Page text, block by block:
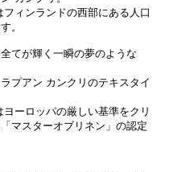
ィンランドの西部にある人口
。
てが輝く一瞬の夢のような
プアン カンクリのテキスタイ
ーロッパの厳しい基準をクリ
マスターオブリネン」の認定